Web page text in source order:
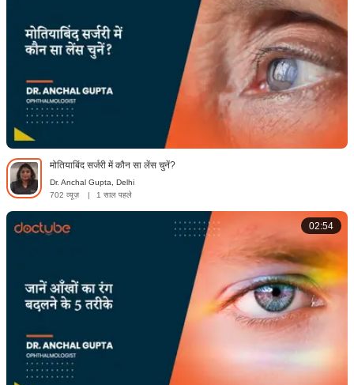
मोतियाबिंद सर्जरी में कौन सा लेंस चुनें?
Dr. Anchal Gupta, Delhi
702 व्यूज़
1 साल पहले
02:54